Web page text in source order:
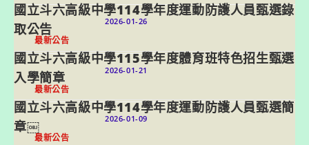
國立斗六高級中學114學年度運動防護人員甄選錄
取公告
2026-01-26
最新公告
國立斗六高級中學115學年度體育班特色招生甄選
入學簡章
2026-01-21
最新公告
國立斗六高級中學114學年度運動防護人員甄選簡
章￼
2026-01-09
最新公告